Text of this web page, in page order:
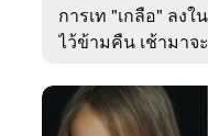
การเท "เกลือ" ลง
ไว้ข้ามคืน เช้ามาจ